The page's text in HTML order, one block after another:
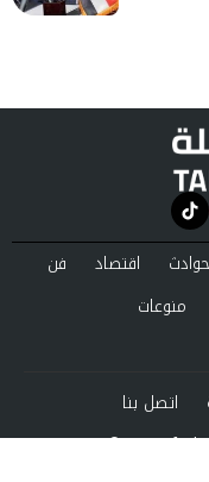
tiktok
حوادث اقتصاد
فن
منوعات
اتصل بنا
©2024 tafsela